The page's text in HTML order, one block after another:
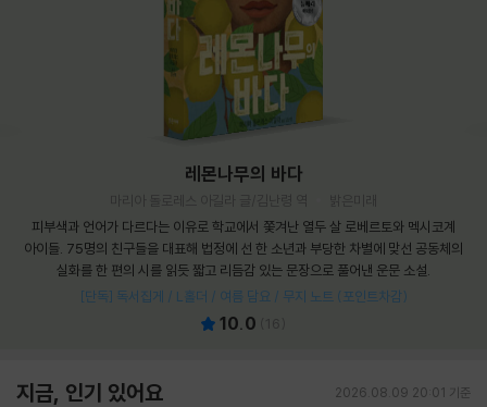
레몬나무의 바다
피부색과 언어가 다르다는 이유로 학교에서 쫓겨난 열두 살 로베르토와 멕시코계
아이들. 75명의 친구들을 대표해 법정에 선 한 소년과 부당한 차별에 맞선 공동체의
실화를 한 편의 시를 읽듯 짧고 리듬감 있는 문장으로 풀어낸 운문 소설.
[단독] 독서집게 / L홀더 / 여름 담요 / 무지 노트 (포인트차감)
10.0
지금, 인기 있어요 2026.08.09 20:01 기준